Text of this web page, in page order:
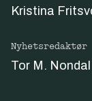
Kristina
Nyhetsredaktør
Tor M. Nondal